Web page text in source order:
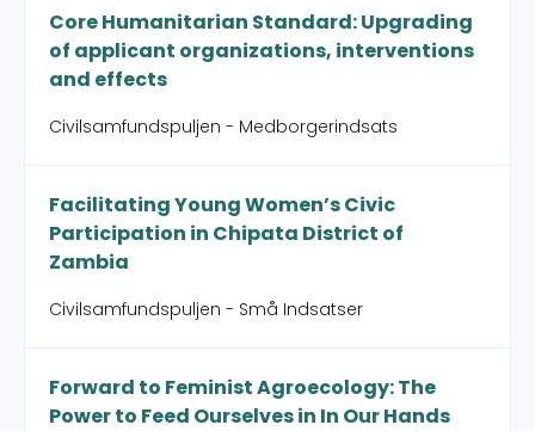
Core Humanitarian Standard: Upgrading
of applicant organizations, interventions
and effects
Civilsamfundspuljen - Medborgerindsats
Facilitating Young Women’s Civic
Participation in Chipata District of
Zambia
Civilsamfundspuljen - Små Indsatser
Forward to Feminist Agroecology: The
Power to Feed Ourselves in In Our Hands